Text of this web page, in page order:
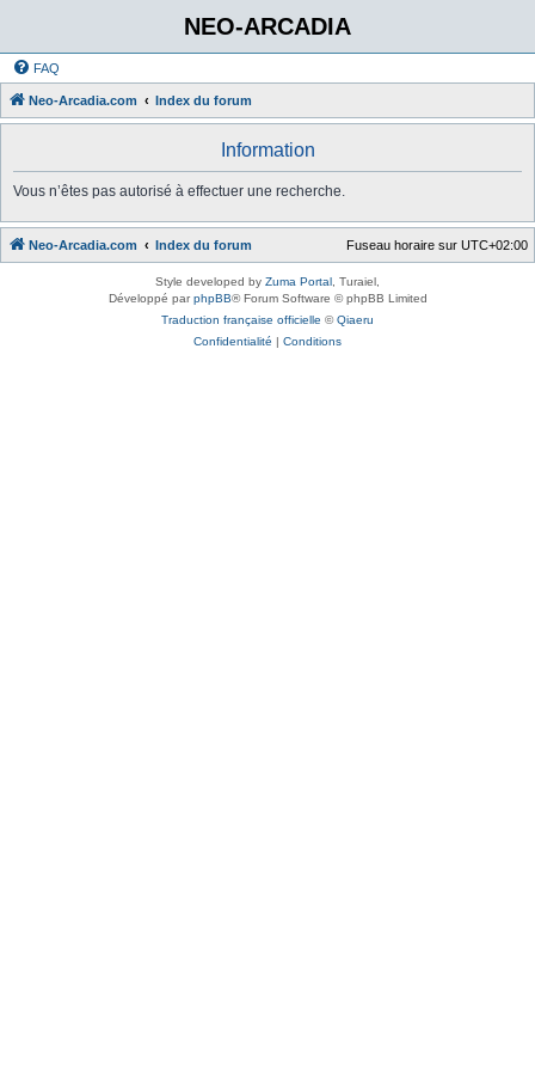
NEO-ARCADIA
FAQ
Neo-Arcadia.com Index du forum
Information
Vous n’êtes pas autorisé à effectuer une recherche.
Neo-Arcadia.com Index du forum Fuseau horaire sur UTC+02:00
Style developed by Zuma Portal , Turaiel,
Développé parphpBB® Forum Software © phpBB Limited
Traduction française officielle ©Qiaeru
Confidentialité | Conditions